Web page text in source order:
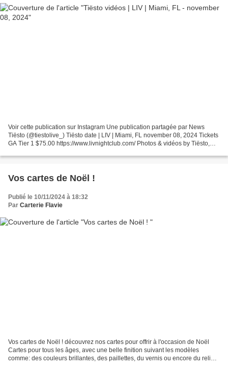
Voir cette publication sur Instagram Une publication partagée par News
Tiësto (@tiestolive_) Tiësto date | LIV | Miami, FL november 08, 2024 Tickets
GA Tier 1 $75.00 https://www.livnightclub.com/ Photos & vidéos by Tiësto,
Vos cartes de Noël !
Publié le 10/11/2024 à 18:32
Par Carterie Flavie
Vos cartes de Noël ! découvrez nos cartes pour offrir à l'occasion de Noël
Cartes pour tous les âges, avec une belle finition suivant les modèles
comme: des couleurs brillantes, des paillettes, du vernis ou encore du relief.